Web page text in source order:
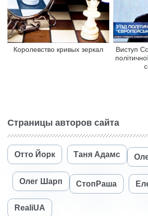
Королевство кривых зеркал
Виступ
Страницы авторов сайта
Отто Йорк Таня Адамс
Олег Шарп СтопРаша
RealiUA